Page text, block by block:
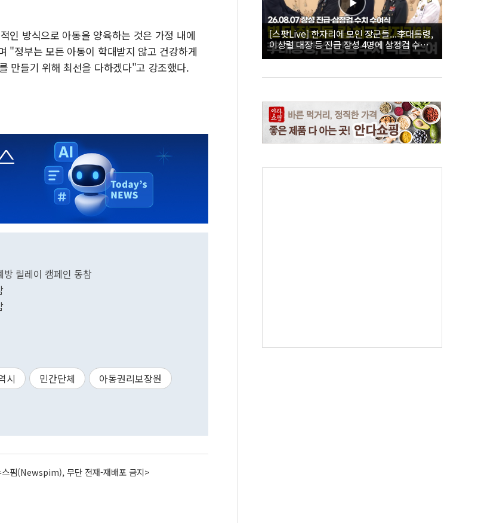
인 방식으로 아동을 양육하는 것은 가정 내에
"정부는 모든 아동이 학대받지 않고 건강하게
만들기 위해 최선을 다하겠다"고 강조했다.
릴레이 캠페인 동참
시 민간단체
아동권리보장원
스핌(Newspim), 무단 전재-재배포 금지>
[스팟Live] 한자리에 모인 장군들...李대통령,
이상렬 대장 등 진급 장성 4명에 삼정검 수치
직접 수여｜26.08.07 장성 진급·삼정검 수치